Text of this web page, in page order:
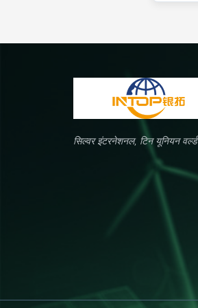
सिल्वर इंटरनेशनल, टिन यूनियन वर्ल्ड